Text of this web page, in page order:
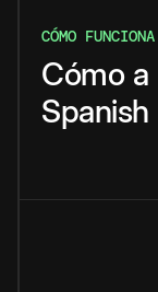
CÓMO FUNCIONA
Cómo a
Spanish